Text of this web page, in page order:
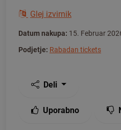
Glej izvirnik
Datum nakupa: 15. Februar
Podjetje: Rabadan tickets
Deli
Uporabno